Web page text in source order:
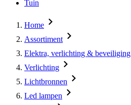
Tuin
Home
Assortiment
Elektra, verlichting & beveiliging
Verlichting
Lichtbronnen
Led lampen